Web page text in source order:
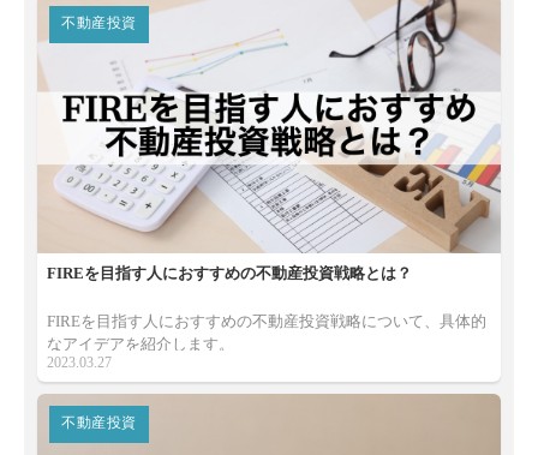
不動産投資
FIREを目指す人におすすめの不動産投資戦略とは？
FIREを目指す人におすすめの不動産投資戦略について、具体的
なアイデアを紹介します。
2023.03.27
不動産投資